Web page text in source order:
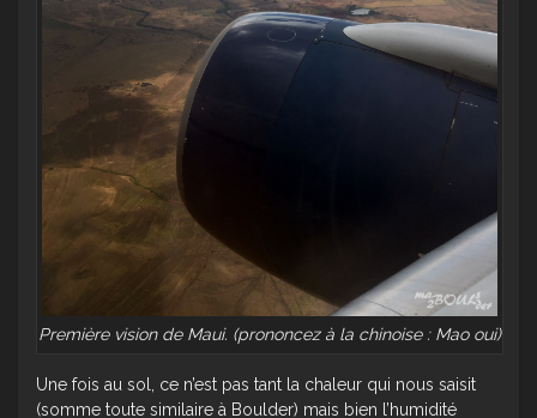
Première vision de Maui. (prononcez à la chinoise : Mao oui)
Une fois au sol, ce n’est pas tant la chaleur qui nous saisit
(somme toute similaire à Boulder) mais bien l’humidité